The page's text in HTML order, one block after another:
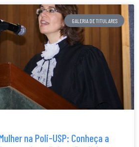
GALERIA DE TITULARES
na Poli-USP: Conheça a